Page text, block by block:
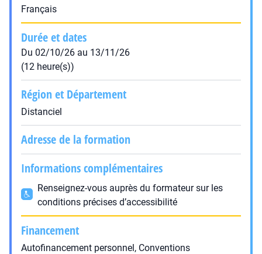
Français
Durée et dates
Du 02/10/26 au 13/11/26
(12 heure(s))
Région et Département
Distanciel
Adresse de la formation
Informations complémentaires
Renseignez-vous auprès du formateur sur les
conditions précises d’accessibilité
Financement
Autofinancement personnel, Conventions